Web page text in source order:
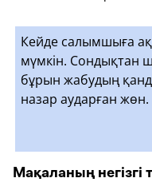
Кейде салымшыға
мүмкін. Сондықтан
бұрын жабудың
назар аударған жөн.
Мақаланың негізгі